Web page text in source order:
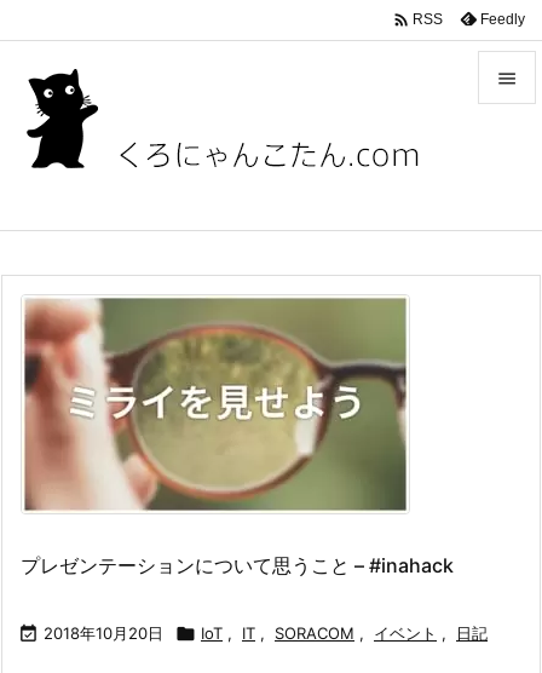

前へ
 RSS Feedly
プレゼンテーションについて思うこと – #inahack
 2018年10月20日  IoT , IT , SORACOM , イベント , 日記